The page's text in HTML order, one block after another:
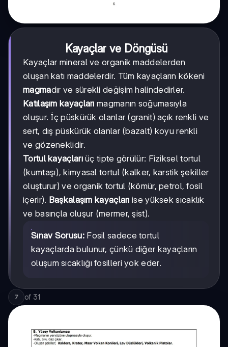
Kayaçlar ve Döngüsü
Kayaçlar mineral ve organik maddelerden
oluşan katı maddelerdir. Tüm kayaçların kökeni
magmadır ve sürekli değişim halindedirler.
Katılaşım kayaçları magmanın soğumasıyla
oluşur. İç püskürük olanlar (granit) açık renkli ve
sert, dış püskürük olanlar (bazalt) koyu renkli
ve gözeneklidir.
Tortul kayaçlarıüç tipte görülür: Fiziksel tortul
(kumtaşı), kimyasal tortul (kalker, karstik şekiller
oluşturur) ve organik tortul (kömür, petrol, fosil
içerir). Başkalaşım kayaçları ise yüksek sıcaklık
ve basınçla oluşur (mermer, şist).
Sınav Sorusu:Fosil sadece tortul
kayaçlarda bulunur, çünkü diğer kayaçların
oluşum sıcaklığı fosilleri yok eder.
7 of 31